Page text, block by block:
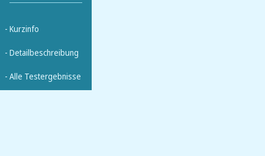
- Kurzinfo
- Detailbeschreibung
- Alle Testergebnisse